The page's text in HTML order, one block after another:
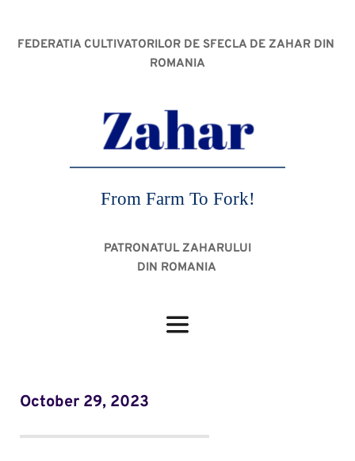
FEDERATIA CULTIVATORILOR DE SFECLA DE ZAHAR DIN
ROMANIA
From Farm To Fork!
PATRONATUL ZAHARULUI
DIN ROMANIA
October 29, 2023